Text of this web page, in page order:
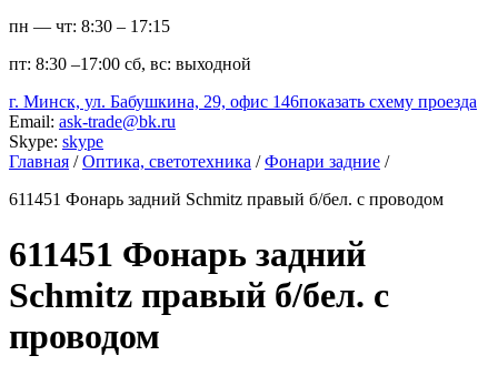
пн — чт: 8:30 – 17:15
пт: 8:30 –17:00 сб, вс: выходной
г. Минск, ул. Бабушкина, 29, офис 146показать схему проезда
Email: ask-trade@bk.ru
Skype: skype
Главная / Оптика, светотехника / Фонари задние /
611451 Фонарь задний Schmitz правый б/бел. с проводом
611451 Фонарь задний
Schmitz правый б/бел. с
проводом